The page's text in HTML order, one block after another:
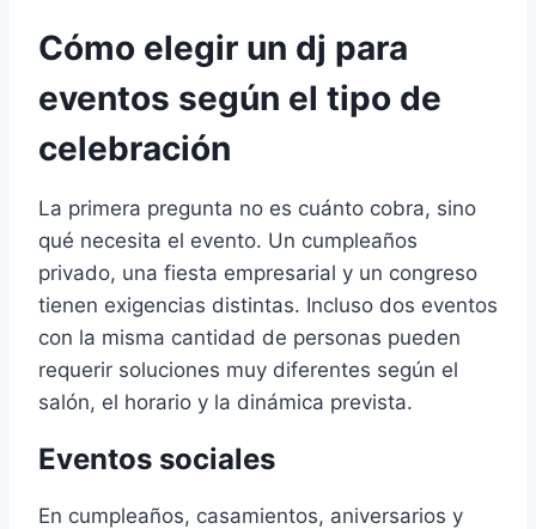
Cómo elegir un dj para
eventos según el tipo de
celebración
La primera pregunta no es cuánto cobra, sino
qué necesita el evento. Un cumpleaños
privado, una fiesta empresarial y un congreso
tienen exigencias distintas. Incluso dos eventos
con la misma cantidad de personas pueden
requerir soluciones muy diferentes según el
salón, el horario y la dinámica prevista.
Eventos sociales
En cumpleaños, casamientos, aniversarios y